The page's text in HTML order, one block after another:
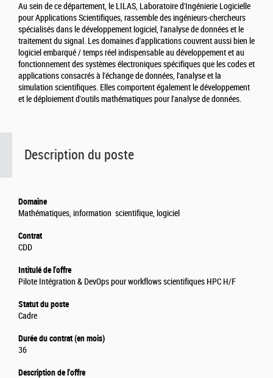
Description du poste
Domaine
Mathématiques, information scientifique, logiciel
Contrat
CDD
Intitulé de l'offre
Pilote Intégration & DevOps pour workflows scientifiques HPC H/F
Statut du poste
Cadre
Durée du contrat (en mois)
36
Description de l'offre
Au sein de ce département, le LILAS, Laboratoire d'Ingénierie Logicielle
pour Applications Scientifiques, rassemble des ingénieurs-chercheurs
spécialisés dans le développement logiciel, l'analyse de données et le
traitement du signal. Les domaines d'applications couvrent aussi bien le
logiciel embarqué / temps réel indispensable au développement et au
fonctionnement des systèmes électroniques spécifiques que les codes et
applications consacrés à l'échange de données, l'analyse et la
simulation scientifiques. Elles comportent également le développement
et le déploiement d'outils mathématiques pour l'analyse de données.